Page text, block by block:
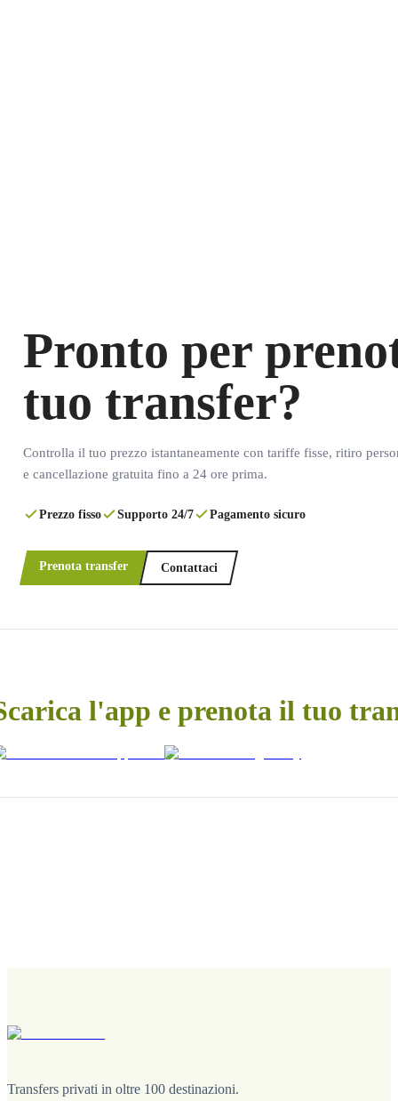
Pronto per
tuo transfer?
Controlla il tuo prezzo istantaneamente con tariffe fisse, ritiro
e cancellazione gratuita fino a 24 ore prima.
Prezzo fisso Supporto 24/7 Pagamento sicuro
Prenota transfer Contattaci
l'app e prenota il tuo
Transfers privati in oltre 100 destinazioni.